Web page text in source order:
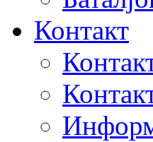
Контакт